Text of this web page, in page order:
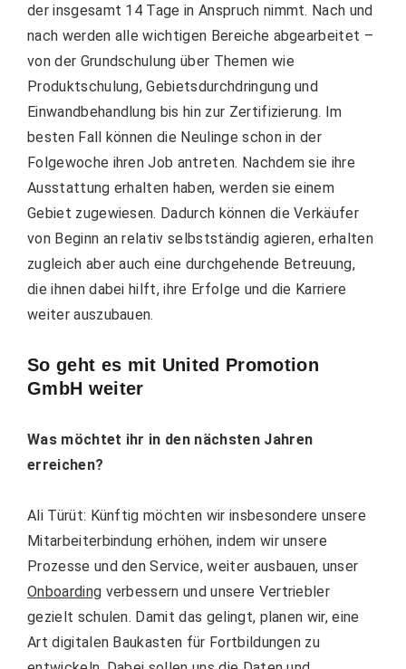
der insgesamt 14 Tage in Anspruch nimmt. Nach und
nach werden alle wichtigen Bereiche abgearbeitet –
von der Grundschulung über Themen wie
Produktschulung, Gebietsdurchdringung und
Einwandbehandlung bis hin zur Zertifizierung. Im
besten Fall können die Neulinge schon in der
Folgewoche ihren Job antreten. Nachdem sie ihre
Ausstattung erhalten haben, werden sie einem
Gebiet zugewiesen. Dadurch können die Verkäufer
von Beginn an relativ selbstständig agieren, erhalten
zugleich aber auch eine durchgehende Betreuung,
die ihnen dabei hilft, ihre Erfolge und die Karriere
weiter auszubauen.
So geht es mit United Promotion
GmbH weiter
Was möchtet ihr in den nächsten Jahren
erreichen?
Ali Türüt: Künftig möchten wir insbesondere unsere
Mitarbeiterbindung erhöhen, indem wir unsere
Prozesse und den Service, weiter ausbauen, unser
Onboarding verbessern und unsere Vertriebler
gezielt schulen. Damit das gelingt, planen wir, eine
Art digitalen Baukasten für Fortbildungen zu